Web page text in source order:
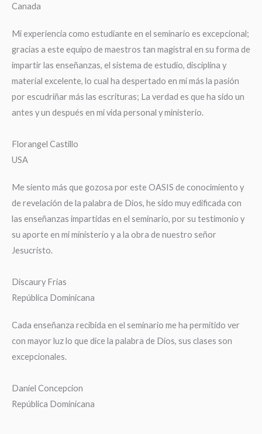
Canada
Mi experiencia como estudiante en el seminario es excepcional;
gracias a este equipo de maestros tan magistral en su forma de
impartir las enseñanzas, el sistema de estudio, disciplina y
material excelente, lo cual ha despertado en mí más la pasión
por escudriñar más las escrituras; La verdad es que ha sido un
antes y un después en mi vida personal y ministerio.
Florangel Castillo
USA
Me siento más que gozosa por este OASIS de conocimiento y
de revelación de la palabra de Dios, he sido muy edificada con
las enseñanzas impartidas en el seminario, por su testimonio y
su aporte en mi ministerio y a la obra de nuestro señor
Jesucristo.
Discaury Frias
República Dominicana
Cada enseñanza recibida en el seminario me ha permitido ver
con mayor luz lo que dice la palabra de Dios, sus clases son
excepcionales.
Daniel Concepcion
República Dominicana